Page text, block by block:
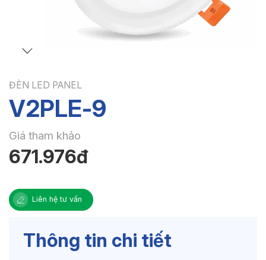
ĐÈN LED PANEL
V2PLE-9
Giá tham khảo
671.976đ
Liên hệ tư vấn
Thông tin chi tiết